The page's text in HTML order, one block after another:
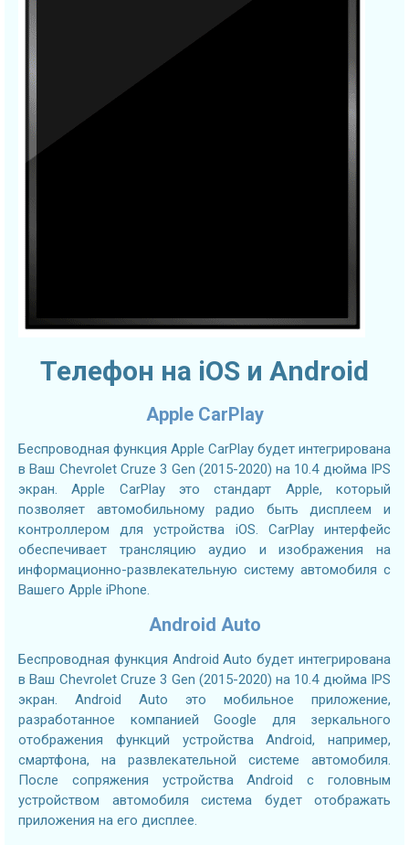
Телефон на iOS и Android
Apple CarPlay
Беспроводная функция Apple CarPlay будет интегрирована
в Ваш Chevrolet Cruze 3 Gen (2015-2020) на 10.4 дюйма IPS
экран. Apple CarPlay это стандарт Apple, который
позволяет автомобильному радио быть дисплеем и
контроллером для устройства iOS. CarPlay интерфейс
обеспечивает трансляцию аудио и изображения на
информационно-развлекательную систему автомобиля с
Вашего Apple iPhone.
Android Auto
Беспроводная функция Android Auto будет интегрирована
в Ваш Chevrolet Cruze 3 Gen (2015-2020) на 10.4 дюйма IPS
экран. Android Auto это мобильное приложение,
разработанное компанией Google для зеркального
отображения функций устройства Android, например,
смартфона, на развлекательной системе автомобиля.
После сопряжения устройства Android с головным
устройством автомобиля система будет отображать
приложения на его дисплее.